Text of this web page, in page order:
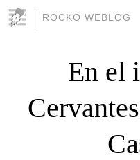
ROCKO WEBLOG
En el